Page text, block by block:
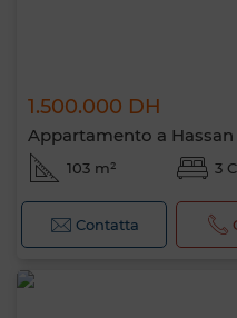
1.500.000 DH
Appartamento a
103 m² 3
Contatta